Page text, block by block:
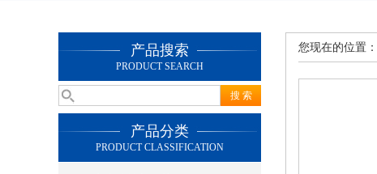
产品搜索
PRODUCT SEARCH
产品分类
PRODUCT CLASSIFICATION
您现在的位置：